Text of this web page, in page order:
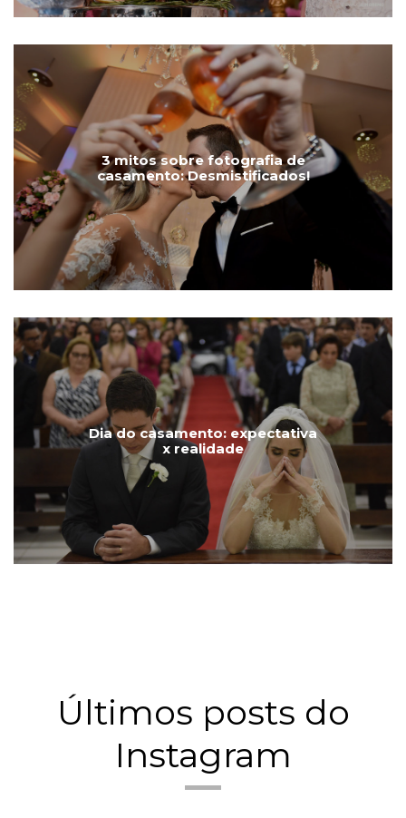
3 mitos sobre fotografia de
casamento: Desmistificados!
Dia do casamento: expectativa
x realidade
Últimos posts do
Instagram